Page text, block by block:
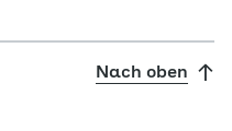
Nach oben